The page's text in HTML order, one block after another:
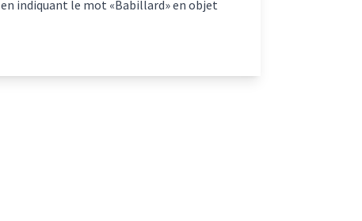
en indiquant le mot «Babillard» en objet